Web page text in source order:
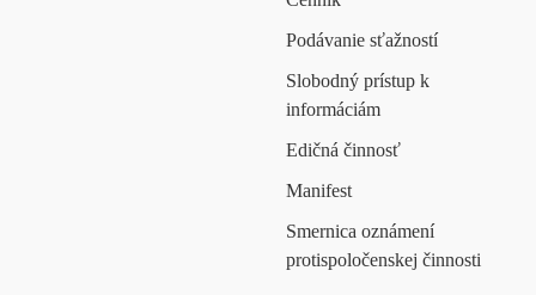
Podávanie sťažností
Slobodný prístup k
informáciám
Edičná činnosť
Manifest
Smernica oznámení
protispoločenskej činnosti